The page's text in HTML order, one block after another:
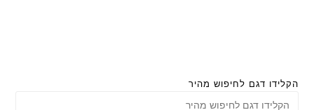
הקלידו דגם לחיפוש מהיר